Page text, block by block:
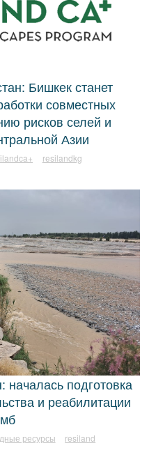
Бишкек станет
совместных
рисков селей и
Азии
resilandkg
началась подготовка
и реабилитации
ресурсы resiland